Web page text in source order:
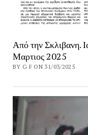
Από την Σκλιβανη.
Μαρτιος 2025
BY G F ON 31/03/2025